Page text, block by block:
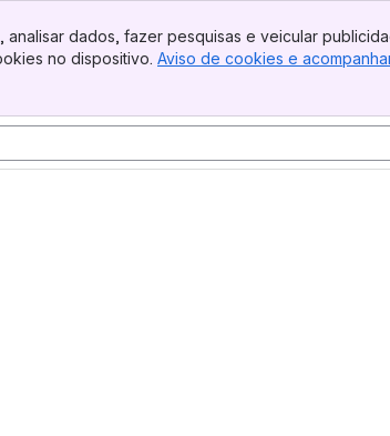
dados, fazer pesquisas e veicular
no dispositivo. Aviso de cookies e